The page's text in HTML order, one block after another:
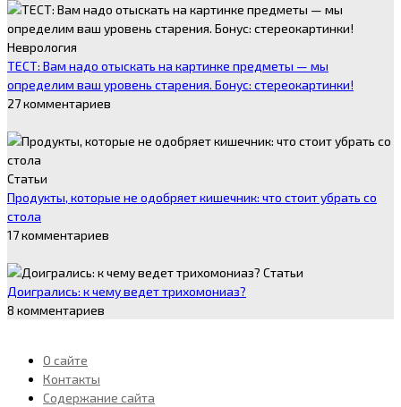
Неврология
ТЕСТ: Вам надо отыскать на картинке предметы — мы
определим ваш уровень старения. Бонус: стереокартинки!
27 комментариев
Статьи
Продукты, которые не одобряет кишечник: что стоит убрать со
стола
17 комментариев
Статьи
Доигрались: к чему ведет трихомониаз?
8 комментариев
О сайте
Контакты
Содержание сайта